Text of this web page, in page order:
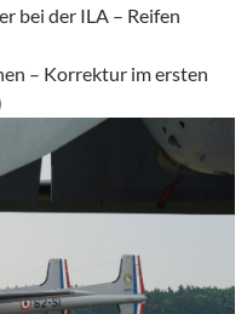
bei der ILA – Reifen
– Korrektur im ersten